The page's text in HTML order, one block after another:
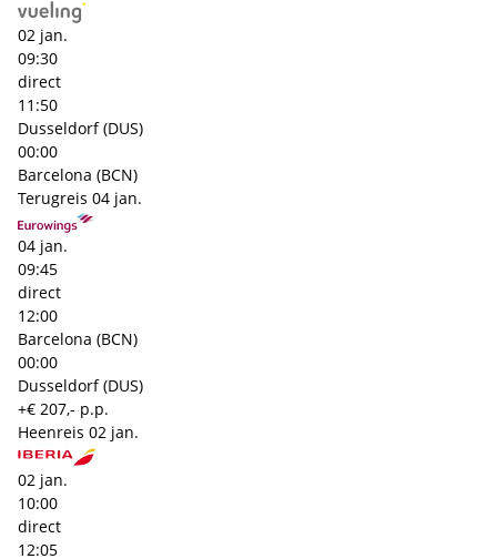
02 jan.
09:30
direct
11:50
Dusseldorf (DUS)
00:00
Barcelona (BCN)
Terugreis 04 jan.
04 jan.
09:45
direct
12:00
Barcelona (BCN)
00:00
Dusseldorf (DUS)
+€ 207,- p.p.
Heenreis 02 jan.
02 jan.
10:00
direct
12:05